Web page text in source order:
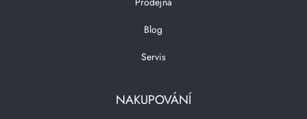
Blog
Servis
NAKUPOVÁNÍ